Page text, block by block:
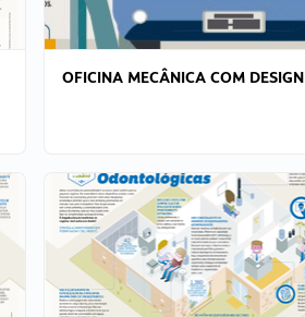
OFICINA MECÂNICA COM DESIGN